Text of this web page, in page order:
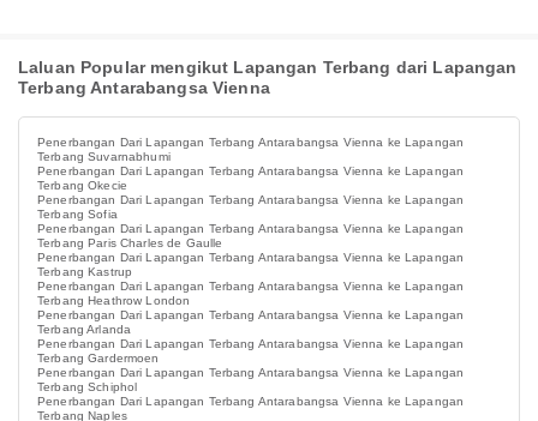
Laluan Popular mengikut Lapangan Terbang dari Lapangan
Terbang Antarabangsa Vienna
Penerbangan Dari Lapangan Terbang Antarabangsa Vienna ke Lapangan
Terbang Suvarnabhumi
Penerbangan Dari Lapangan Terbang Antarabangsa Vienna ke Lapangan
Terbang Okecie
Penerbangan Dari Lapangan Terbang Antarabangsa Vienna ke Lapangan
Terbang Sofia
Penerbangan Dari Lapangan Terbang Antarabangsa Vienna ke Lapangan
Terbang Paris Charles de Gaulle
Penerbangan Dari Lapangan Terbang Antarabangsa Vienna ke Lapangan
Terbang Kastrup
Penerbangan Dari Lapangan Terbang Antarabangsa Vienna ke Lapangan
Terbang Heathrow London
Penerbangan Dari Lapangan Terbang Antarabangsa Vienna ke Lapangan
Terbang Arlanda
Penerbangan Dari Lapangan Terbang Antarabangsa Vienna ke Lapangan
Terbang Gardermoen
Penerbangan Dari Lapangan Terbang Antarabangsa Vienna ke Lapangan
Terbang Schiphol
Penerbangan Dari Lapangan Terbang Antarabangsa Vienna ke Lapangan
Terbang Naples